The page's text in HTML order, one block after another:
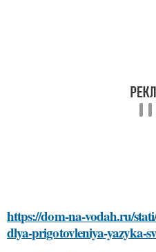
https://dom-na-vodah.ru/
dlya-prigotovleniya-yazyka-